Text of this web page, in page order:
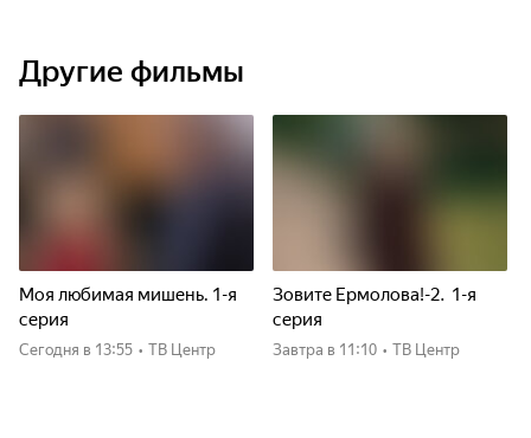
Другие фильмы
Моя любимая мишень. 1-я
серия
Сегодня в 13:55 • ТВ Центр
Зовите Ермолова!-2. 1-я
серия
Завтра в 11:10 • ТВ Центр